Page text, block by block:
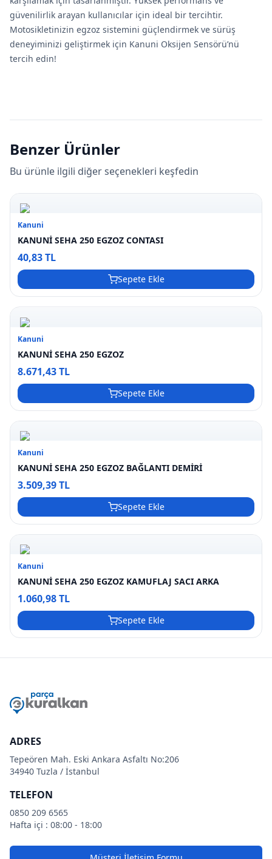
güvenilirlik arayan kullanıcılar için ideal bir tercihtir.
Motosikletinizin egzoz sistemini güçlendirmek ve sürüş
deneyiminizi geliştirmek için Kanuni Oksijen Sensörü’nü
tercih edin!
Benzer Ürünler
Bu ürünle ilgili diğer seçenekleri keşfedin
Kanuni
KANUNİ SEHA 250 EGZOZ CONTASI
40,83 TL
Sepete Ekle
Kanuni
KANUNİ SEHA 250 EGZOZ
8.671,43 TL
Sepete Ekle
Kanuni
KANUNİ SEHA 250 EGZOZ BAĞLANTI DEMİRİ
3.509,39 TL
Sepete Ekle
Kanuni
KANUNİ SEHA 250 EGZOZ KAMUFLAJ SACI ARKA
1.060,98 TL
Sepete Ekle
ADRES
Tepeören Mah. Eski Ankara Asfaltı No:206
34940 Tuzla / İstanbul
TELEFON
0850 209 6565
Hafta içi : 08:00 - 18:00